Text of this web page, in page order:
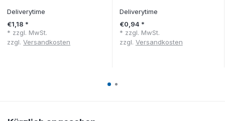
Deliverytime
€1,18 *
* zzgl. MwSt.
zzgl.Versandkosten
Deliverytime
€0,94 *
* zzgl. MwSt.
zzgl. Versandkosten